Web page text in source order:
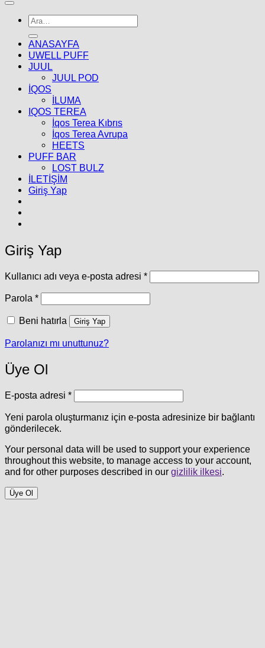
Ara:
ANASAYFA
UWELL PUFF
JUUL
JUUL POD
İQOS
İLUMA
IQOS TEREA
İqos Terea Kıbrıs
İqos Terea Avrupa
HEETS
PUFF BAR
LOST BULZ
İLETİŞİM
Giriş Yap
Giriş Yap
Kullanıcı adı veya e-posta adresi *Gerekli
Parola *Gerekli
Beni hatırla Giriş Yap
Parolanızı mı unuttunuz?
Üye Ol
E-posta adresi *Gerekli
Yeni parola oluşturmanız için e-posta adresinize bir bağlantı
gönderilecek.
Your personal data will be used to support your experience
throughout this website, to manage access to your account,
and for other purposes described in our gizlilik ilkesi.
Üye Ol